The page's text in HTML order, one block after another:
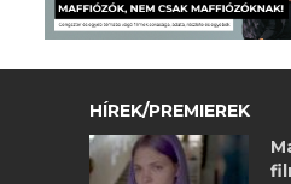
HÍREK/PREMIEREK